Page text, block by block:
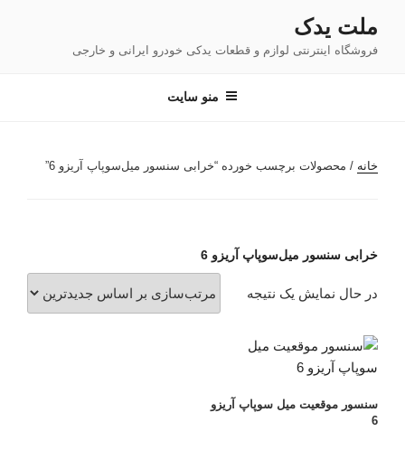
محتوا
ملت یدک
فروشگاه اینترنتی لوازم و قطعات یدکی خودرو ایرانی و خارجی
منو سایت
خانه / محصولات برچسب خورده “خرابی سنسور میل‌سوپاپ آریزو 6”
خرابی سنسور میل‌سوپاپ آریزو 6
در حال نمایش یک نتیجه
سنسور موقعیت میل سوپاپ آریزو
6